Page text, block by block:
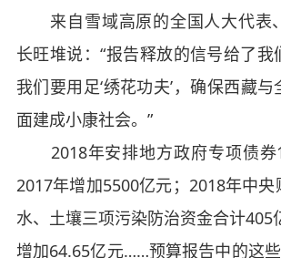
来自雪域高原的全国人大代表
长旺堆说：“报告释放的信号给了我
我们要用足‘绣花功夫’，确保西藏
面建成小康社会。”
2018年安排地方政府专项债券
2017年增加5500亿元；2018年中央
水、土壤三项污染防治资金合计405
增加64.65亿元……预算报告中的这些